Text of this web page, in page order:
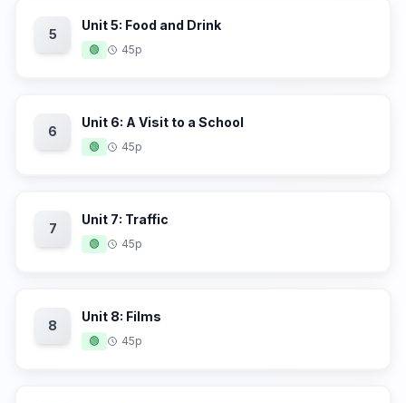
5
Unit 5: Food and Drink
🟢 45p
6
Unit 6: A Visit to a School
🟢 45p
7
Unit 7: Traffic
🟢 45p
8
Unit 8: Films
🟢 45p